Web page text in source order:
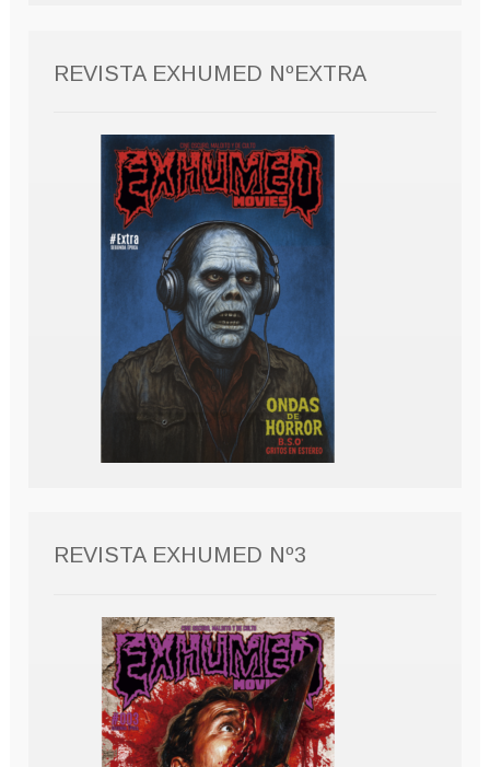
REVISTA EXHUMED NºEXTRA
REVISTA EXHUMED Nº3